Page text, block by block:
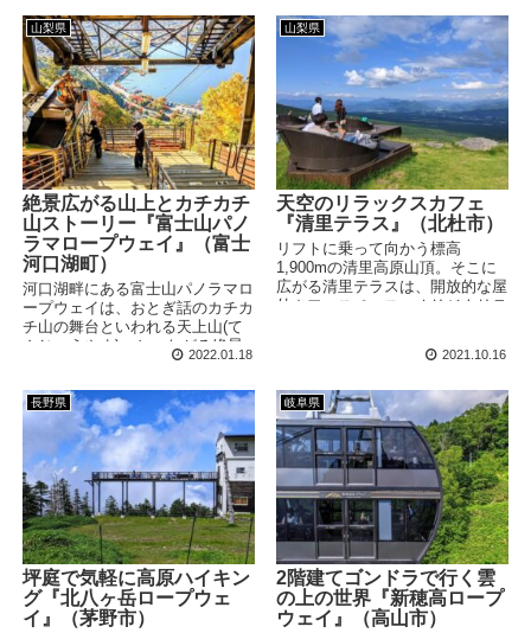
現在、休業中との情報あり。最新
情報はコチラにてご確認くださ
い。 訪問日：2018/11/23(金) ※
掲載内容および写真は訪問時のも
のです 桁外れなモノレール 二重
かずら橋、野猿、かかしの里...
山梨県
絶景広がる山上とカチカチ
山ストーリー『富士山パノ
ラマロープウェイ』（富士
河口湖町）
河口湖畔にある富士山パノラマロ
ープウェイは、おとぎ話のカチカ
チ山の舞台といわれる天上山(て
んじょうやま)へとつながる絶景
のロープウェイ。パノラマが広が
社などの見どころも多く揃ってい
ます。
2022.01.18
山梨県
天空のリラックスカフェ
『清里テラス』（北杜市）
リフトに乗って向かう標高
1,900mの清里高原山頂。そこに
広がる清里テラスは、開放的な屋
外カフェスペース。オリジナリテ
と、写真映え要素がたっぷり詰ま
2021.10.16
長野県
坪庭で気軽に高原ハイキン
グ『北八ヶ岳ロープウェ
イ』（茅野市）
岐阜県
2階建てゴンドラで行く雲
の上の世界『新穂高ロープ
ウェイ』（高山市）